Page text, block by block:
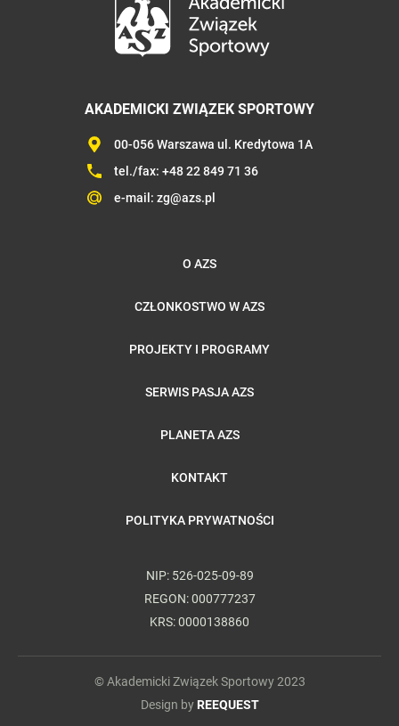
AKADEMICKI ZWIĄZEK SPORTOWY
00-056 Warszawa ul. Kredytowa 1A
tel./fax: +48 22 849 71 36
e-mail: zg@azs.pl
O AZS
CZŁONKOSTWO W AZS
PROJEKTY I PROGRAMY
SERWIS PASJA AZS
PLANETA AZS
KONTAKT
POLITYKA PRYWATNOŚCI
NIP: 526-025-09-89
REGON: 000777237
KRS: 0000138860
© Akademicki Związek Sportowy 2023
Design by REEQUEST